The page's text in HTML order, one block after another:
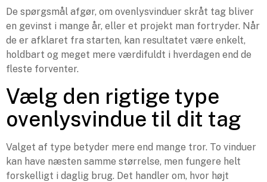
De spørgsmål afgør, om ovenlysvinduer skråt tag bliver
en gevinst i mange år, eller et projekt man fortryder. Når
de er afklaret fra starten, kan resultatet være enkelt,
holdbart og meget mere værdifuldt i hverdagen end de
fleste forventer.
Vælg den rigtige type
ovenlysvindue til dit tag
Valget af type betyder mere end mange tror. To vinduer
kan have næsten samme størrelse, men fungere helt
forskelligt i daglig brug. Det handler om, hvor højt